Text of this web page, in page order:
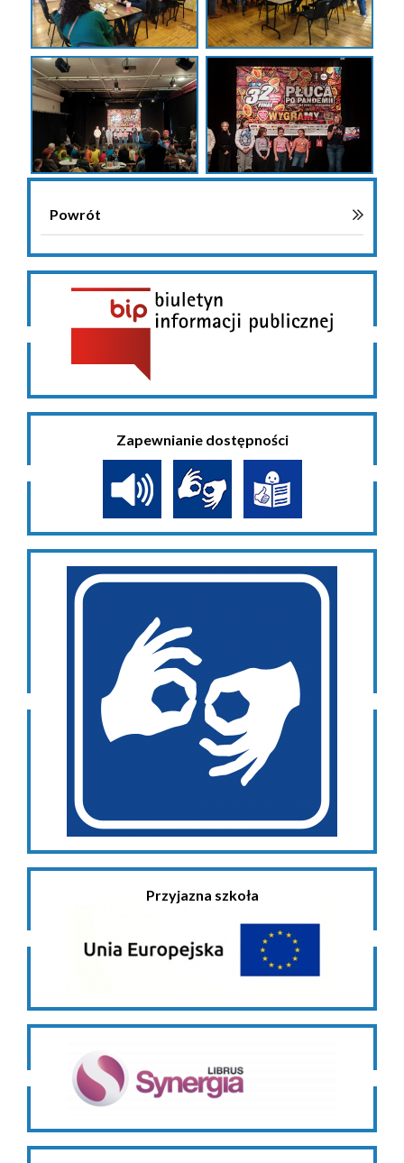
Powrót
Zapewnianie dostępności
Przyjazna szkoła